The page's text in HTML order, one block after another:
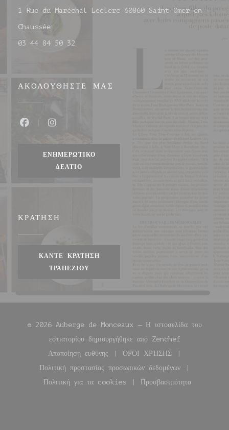
1 Rue du Maréchal Leclerc 60860 Saint-Omer-en-
Chaussée
03 44 84 50 32
ΑΚΟΛΟΥΘΉΣΤΕ ΜΑΣ
ΕΝΗΜΕΡΩΤΙΚΌ
ΔΕΛΤΊΟ
ΚΡΆΤΗΣΗ
ΚΆΝΤΕ ΚΡΆΤΗΣΗ
ΤΡΑΠΕΖΙΟΎ
© 2026 Auberge de Monceaux — Η ιστοσελίδα του
εστιατορίου δημιουργήθηκε από Zenchef((ανοίγει σε
Αποποίηση ευθύνης
ΌΡΟΙ ΧΡΉΣΗΣ
Πολιτική προστασίας προσωπικών δεδομένων
Πολιτική για τα cookies
Προσβασιμότητα